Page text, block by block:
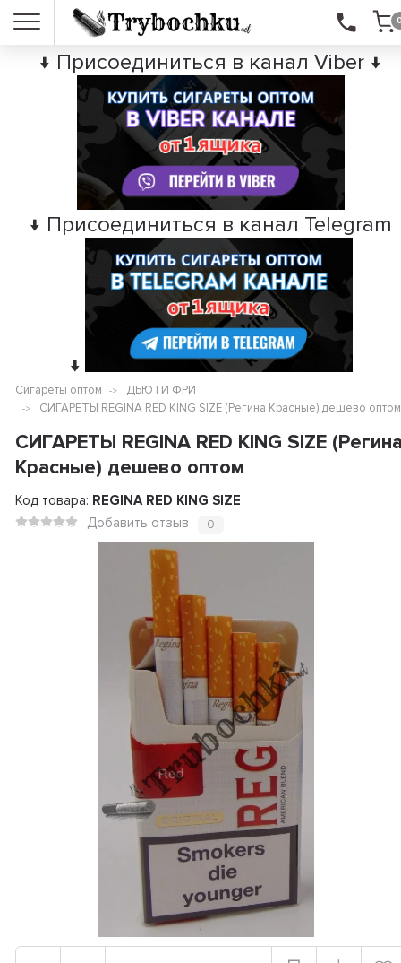
↓ Присоединиться в канал Viber ↓
↓ Присоединиться в канал Telegram
↓
Сигареты оптом
ДЬЮТИ ФРИ
СИГАРЕТЫ REGINA RED KING SIZE (Регина Красные) дешево оптом
СИГАРЕТЫ REGINA RED KING SIZE
Красные) дешево оптом
Код товара: REGINA RED KING SIZE
Добавить отзыв
0